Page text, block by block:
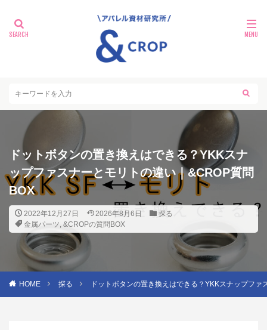
ドットボタンの置き換えはできる？YKKスナ
ップファスナーとモリトの違い｜&CROP質問
BOX
2022年12月27日 2026年8月6日
探る
金属パーツ, &CROPの質問BOX
HOME 探る ドットボタンの置き換えはできる？YKKスナップフ